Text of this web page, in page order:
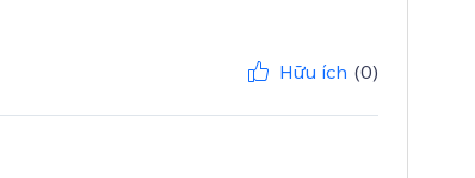
Hữu ích (0)